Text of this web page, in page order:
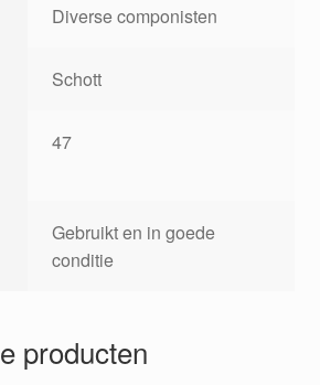
Diverse componisten
Schott
47
Gebruikt en in goede
conditie
producten